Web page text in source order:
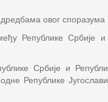
овог споразума
Републике Србије и
Србије и
Републике